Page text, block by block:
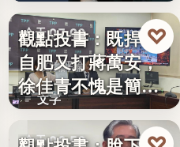
今天 07:00
政治評論
文字
觀點投書：既捍衛
自肥又打蔣萬安，
徐佳青不愧是簡舒
培的師父
♡
今天 06:50